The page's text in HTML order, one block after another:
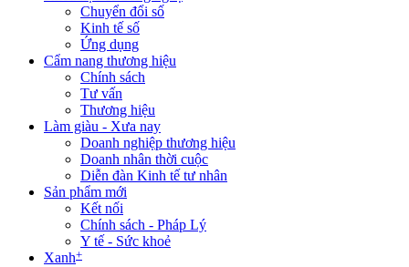
Chuyển đổi số
Kinh tế số
Ứng dụng
Cẩm nang thương hiệu
Chính sách
Tư vấn
Thương hiệu
Làm giàu - Xưa nay
Doanh nghiệp thương hiệu
Doanh nhân thời cuộc
Diễn đàn Kinh tế tư nhân
Sản phẩm mới
Kết nối
Chính sách - Pháp Lý
Y tế - Sức khoẻ
Xanh+